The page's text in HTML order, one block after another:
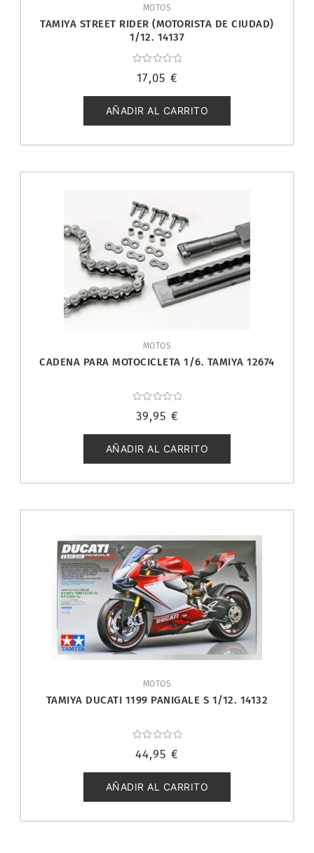
MOTOS
TAMIYA STREET RIDER (MOTORISTA DE CIUDAD)
1/12. 14137
con
de
5
17,05 €
AÑADIR AL CARRITO
MOTOS
CADENA PARA MOTOCICLETA 1/6. TAMIYA 12674
con
de
5
39,95 €
AÑADIR AL CARRITO
MOTOS
TAMIYA DUCATI 1199 PANIGALE S 1/12. 14132
con
de
5
44,95 €
AÑADIR AL CARRITO